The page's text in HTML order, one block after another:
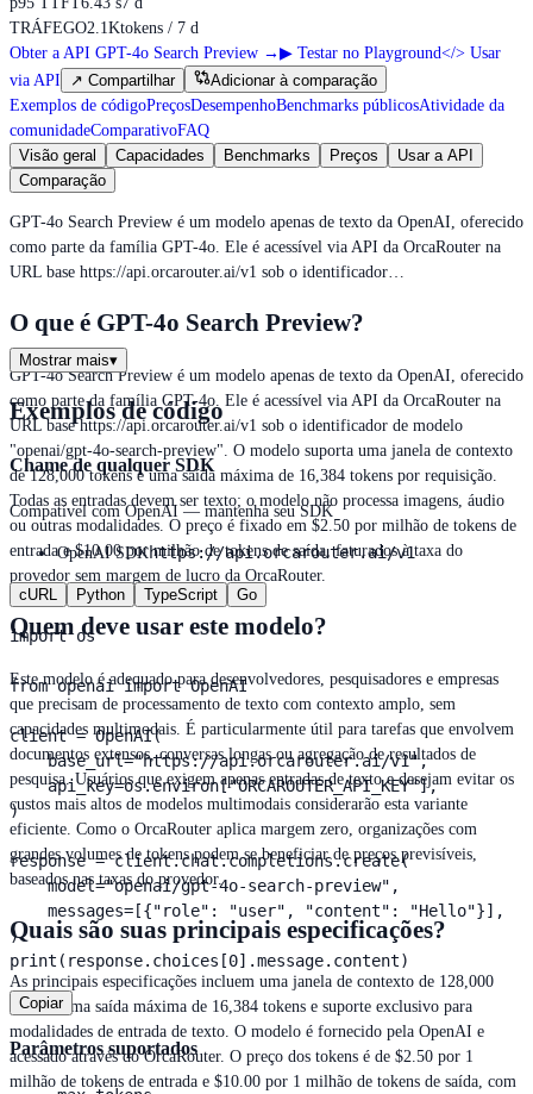
TRÁFEGO2.1Ktokens / 7 d
Obter a API GPT-4o Search Preview → ▶ Testar no Playground</> Usar
via API
↗ Compartilhar
Adicionar à comparação
Exemplos de códigoPreçosDesempenhoBenchmarks públicosAtividade da
comunidadeComparativoFAQ
Visão geral
Capacidades Benchmarks Preços
Usar a API
Comparação
GPT-4o Search Preview é um modelo apenas de texto da OpenAI, oferecido
como parte da família GPT-4o. Ele é acessível via API da OrcaRouter na
URL base https://api.orcarouter.ai/v1 sob o identificador…
O que é GPT-4o Search Preview?
GPT-4o Search Preview é um modelo apenas de texto da OpenAI, oferecido
como parte da família GPT-4o. Ele é acessível via API da OrcaRouter na
URL base https://api.orcarouter.ai/v1 sob o identificador de modelo
"openai/gpt-4o-search-preview". O modelo suporta uma janela de contexto
de 128,000 tokens e uma saída máxima de 16,384 tokens por requisição.
Todas as entradas devem ser texto; o modelo não processa imagens, áudio
ou outras modalidades. O preço é fixado em $2.50 por milhão de tokens de
entrada e $10.00 por milhão de tokens de saída, faturados à taxa do
provedor sem margem de lucro da OrcaRouter.
Quem deve usar este modelo?
Este modelo é adequado para desenvolvedores, pesquisadores e empresas
que precisam de processamento de texto com contexto amplo, sem
capacidades multimodais. É particularmente útil para tarefas que envolvem
documentos extensos, conversas longas ou agregação de resultados de
pesquisa. Usuários que exigem apenas entradas de texto e desejam evitar os
custos mais altos de modelos multimodais considerarão esta variante
eficiente. Como o OrcaRouter aplica margem zero, organizações com
grandes volumes de tokens podem se beneficiar de preços previsíveis,
baseados nas taxas do provedor.
Quais são suas principais especificações?
As principais especificações incluem uma janela de contexto de 128,000
tokens, uma saída máxima de 16,384 tokens e suporte exclusivo para
modalidades de entrada de texto. O modelo é fornecido pela OpenAI e
acessado através do OrcaRouter. O preço dos tokens é de $2.50 por 1
milhão de tokens de entrada e $10.00 por 1 milhão de tokens de saída, com
Mostrar mais▾
Exemplos de código
Chame de qualquer SDK
Compatível com OpenAI — mantenha seu SDK
OpenAI SDKhttps://api.orcarouter.ai/v1
cURL Python TypeScript Go
import os
from openai import OpenAI
client = OpenAI(
    base_url="https://api.orcarouter.ai/v1",
    api_key=os.environ["ORCAROUTER_API_KEY"],
)
response = client.chat.completions.create(
    model="openai/gpt-4o-search-preview",
    messages=[{"role": "user", "content": "Hello"}],
)
print(response.choices[0].message.content)
Copiar
Parâmetros suportados